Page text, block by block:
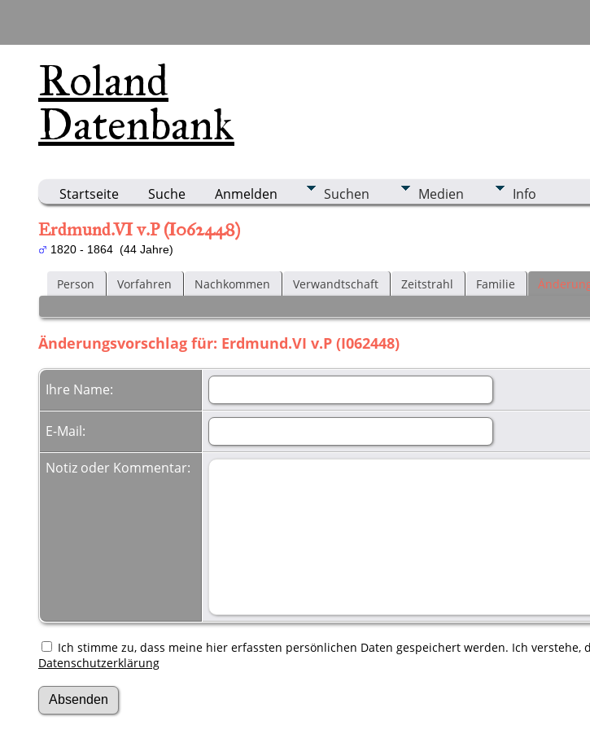
Roland
Datenbank
Startseite Suche Anmelden Suchen Medien Info
Erdmund.VI v.P (I062448)
1820 - 1864 (44 Jahre)
Person Vorfahren Nachkommen Verwandtschaft Zeitstrahl Familie
Änderungsvorschlag für: Erdmund.VI v.P (I062448)
Ihre Name:
E-Mail:
Notiz oder Kommentar:
Ich stimme zu, dass meine hier erfassten persönlichen Daten gespeichert werden. Ich
Datenschutzerklärung